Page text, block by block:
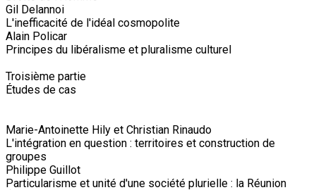
Gil Delannoi
L'inefficacité de l'idéal cosmopolite
Alain Policar
Principes du libéralisme et pluralisme culturel
Troisième partie
Études de cas
Marie-Antoinette Hily et Christian Rinaudo
L'intégration en question : territoires et construction de
groupes
Philippe Guillot
Particularisme et unité d'une société plurielle : la Réunion